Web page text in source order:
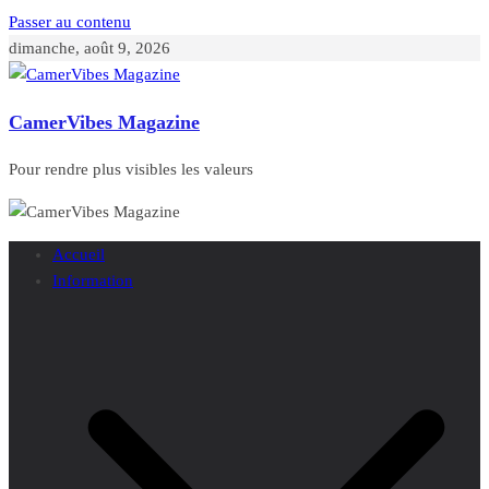
Passer au contenu
dimanche, août 9, 2026
CamerVibes Magazine
Pour rendre plus visibles les valeurs
Accueil
Information